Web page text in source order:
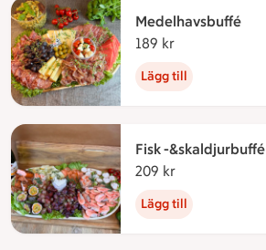
Medelhavsbuffé
189 kr
Lägg till
Fisk -&skaldjurbuffé
209 kr
Lägg till